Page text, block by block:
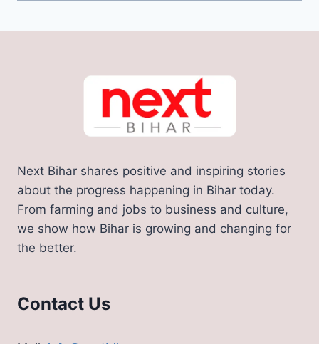
Next Bihar shares positive and inspiring stories
about the progress happening in Bihar today.
From farming and jobs to business and culture,
we show how Bihar is growing and changing for
the better.
Contact Us